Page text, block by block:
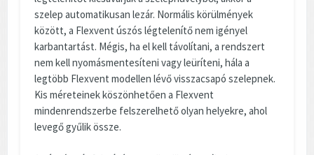
szelep automatikusan lezár. Normális körülmények
között, a Flexvent úszós légtelenítő nem igényel
karbantartást. Mégis, ha el kell távolítani, a rendszert
nem kell nyomásmentesíteni vagy leüríteni, hála a
legtöbb Flexvent modellen lévő visszacsapó szelepnek.
Kis méreteinek köszönhetően a Flexvent
mindenrendszerbe felszerelhető olyan helyekre, ahol
levegő gyűlik össze.